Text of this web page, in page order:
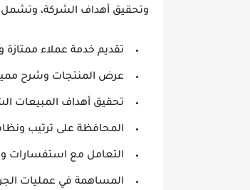
وتحقيق أهداف الشركة،
تقديم خدمة عملاء ممتازة
عرض المنتجات وشرح
تحقيق أهداف المبيعات
المحافظة على ترتيب
التعامل مع استفسارات
المساهمة في عمليات